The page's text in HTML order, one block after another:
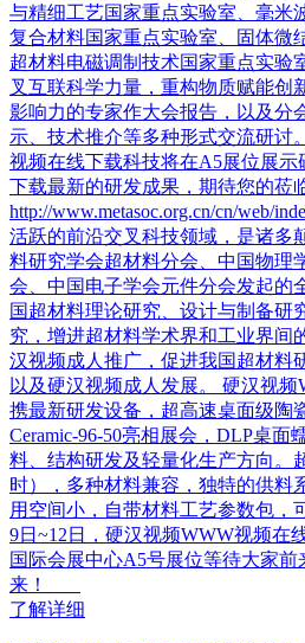
与精细工艺国家重点实验室、毫米
复合材料国家重点实验室、固体微
超材料电磁调制技术国家重点实验室
叉互联科学力量，重构物质赋能
影响力的专家作大会报告，以及分会
示、技术推介等多种形式交流研讨
视频在线下载科技将在A5展位展
下载最新的研发成果，期待您的莅临指
http://www.metasoc.org.cn/cn/web/
活跃的前沿交叉科技领域，是诸多颠
料研究学会超材料分会、中国物
会、中国电子学会元件分会发起
国超材料理论研究、设计与制备研
究，增进超材料学术界和工业界间
汉视频成人推广，促进我国超材料研
以及硬汉视频成人发展。 硬汉视
携最新研发设备，超高速桌面级
Ceramic-96-50亮相展会，DLP桌
料、结构研发及轻量化生产方向
时），多种材料兼容，独特的供
用空间小，自带材料工艺参数包，
9日~12日，硬汉视频WWW视频
国际会展中心A5号展位等待大家前
来！
了解详细